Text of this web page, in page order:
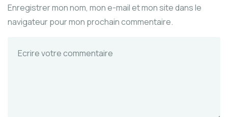
Enregistrer mon nom, mon e-mail et mon site dans le
navigateur pour mon prochain commentaire.